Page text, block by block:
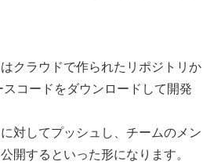
クラウドで作られたリポジトリか
コードをダウンロードして開発
対してプッシュし、チームのメン
開するといった形になります。